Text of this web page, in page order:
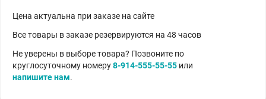
Цена актуальна при заказе на сайте
Все товары в заказе резервируются на 48 часов
Не уверены в выборе товара? Позвоните по
круглосуточному номеру8-914-555-55-55 или
напишите нам.